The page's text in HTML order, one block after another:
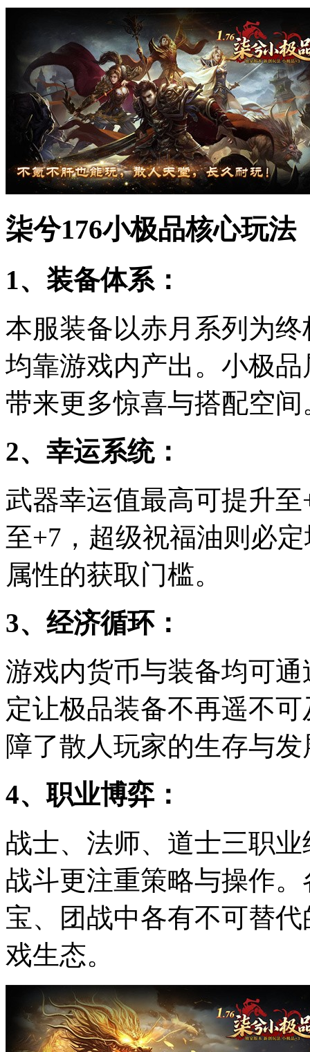
柒兮176小极品核心玩法
1、装备体系：
本服装备以赤月系列为
均靠游戏内产出。小极
带来更多惊喜与搭配空间
2、幸运系统：
武器幸运值最高可提升
至+7，超级祝福油则必
属性的获取门槛。
3、经济循环：
游戏内货币与装备均可
定让极品装备不再遥不
障了散人玩家的生存与
4、职业博弈：
战士、法师、道士三职
战斗更注重策略与操作
宝、团战中各有不可替
戏生态。